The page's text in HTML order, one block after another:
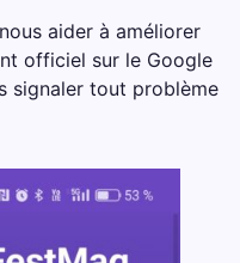
aider à améliorer
officiel sur le Google
signaler tout problème